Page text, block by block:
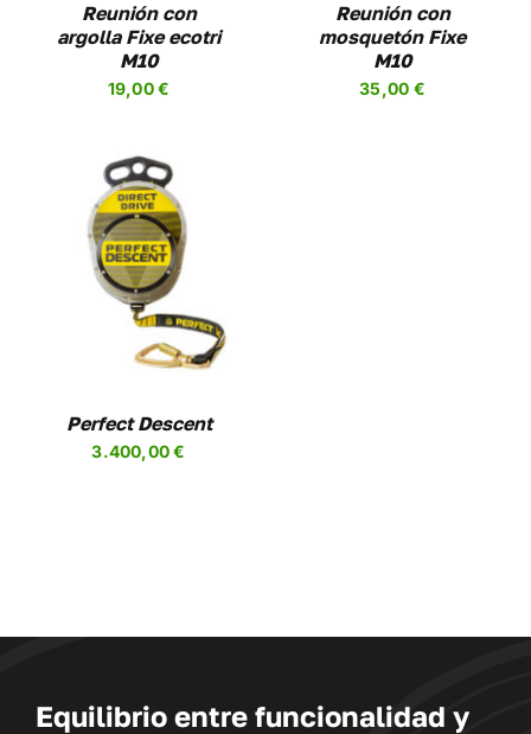
Reunión con
argolla Fixe ecotri
M10
19,00€
Reunión con
mosquetón Fixe
M10
35,00 €
Perfect Descent
3.400,00€
Equilibrio entre funcionalidad y